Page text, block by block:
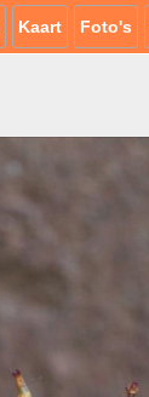
Kaart Foto's